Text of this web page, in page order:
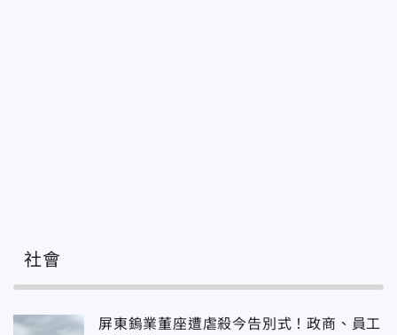
社會
屏東鎢業董座遭虐殺今告別式！政商、員工